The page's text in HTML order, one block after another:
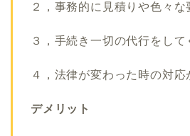
２，事務的に見積りや色々な
３，手続き一切の代行をして
４，法律が変わった時の対応
デメリット